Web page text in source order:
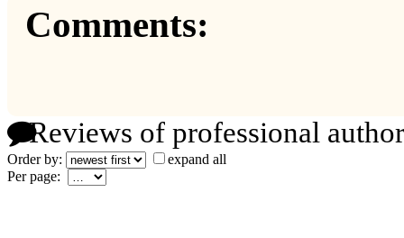
Comments:
Reviews of professional
Order by:
expand all
Per page: